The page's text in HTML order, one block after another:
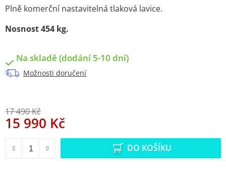
Plně komerční nastavitelná tlaková lavice.
Nosnost 454 kg.
Na skladě (dodání 5-10 dní)
Možnosti doručení
17 490 Kč
15 990 Kč
DO KOŠÍKU